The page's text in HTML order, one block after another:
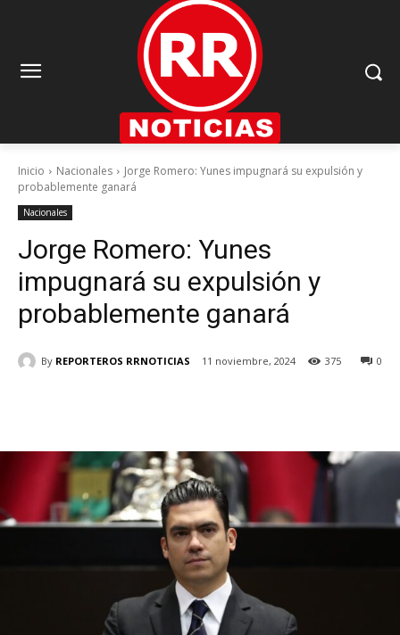
Inicio Nacionales
Jorge Romero: Yunes impugnará su expulsión y
probablemente ganará
Nacionales
Jorge Romero: Yunes
impugnará su expulsión y
probablemente ganará
By REPORTEROS RRNOTICIAS 11 noviembre, 2024 0
375